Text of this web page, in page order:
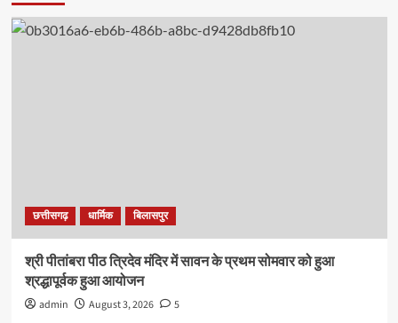
छत्तीसगढ़ धार्मिक बिलासपुर
श्री पीतांबरा पीठ त्रिदेव मंदिर में सावन के प्रथम सोमवार को हुआ
श्रद्धापूर्वक हुआ आयोजन
admin August 3, 2026 5